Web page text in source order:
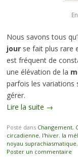
Nous savons tous
jourse fait plus rare
est fréquent de
une élévation de la
parfois les variations
gérer.
Lire la suite →
Posté dans Changement,
circadienne, l'hiver, la
noyau suprachiasmatique,
Poster un commentaire